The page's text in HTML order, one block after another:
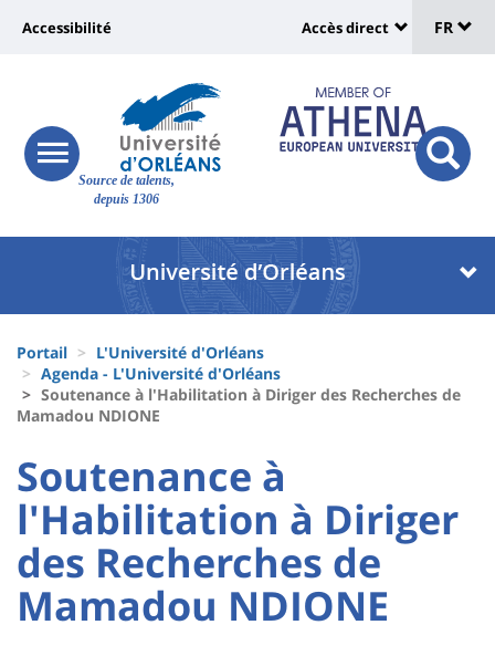
Site
Source de talents,
depuis 1306
Université
Recherche
responsive
menu
button
Université
vers
page
accessibilité
Accessibilité
:
Shortcut
links
Accès direct
de
FR
Université
Block
liste
des
composantes
d'Ariane
Portail
L'Université d'Orléans
Agenda - L'Université d'Orléans
Soutenance à l'Habilitation à Diriger des Recherches de
Mamadou NDIONE
University
:
Sidebar
University
:
Main
content
Titre
de
page
Soutenance à
l'Habilitation à Diriger
des Recherches de
Mamadou NDIONE